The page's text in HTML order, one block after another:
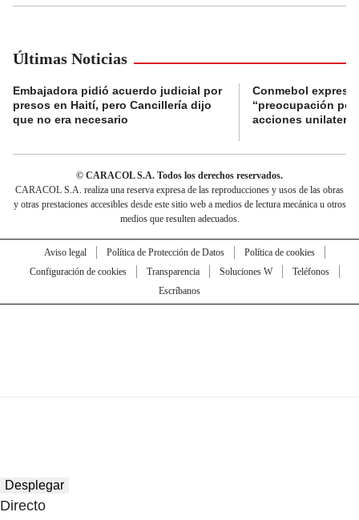
Últimas Noticias
Embajadora pidió acuerdo judicial por
presos en Haití, pero Cancillería dijo
que no era necesario
Conmebol expresó
“preocupación
acciones
© CARACOL S.A. Todos los derechos reservados.
CARACOL S.A. realiza una reserva expresa de las reproducciones y usos de las obras
y otras prestaciones accesibles desde este sitio web a medios de lectura mecánica u otros
medios que resulten adecuados.
Aviso legal Política de Protección de Datos
Política de cookies
Configuración de cookies
Transparencia Soluciones W
Teléfonos
Escríbanos
Desplegar
Directo